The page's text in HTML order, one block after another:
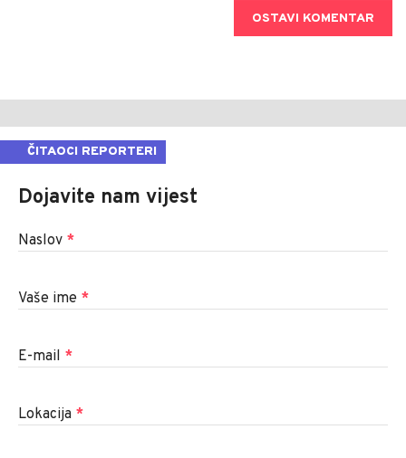
OSTAVI KOMENTAR
ČITAOCI REPORTERI
Dojavite nam vijest
Naslov *
Vaše ime *
E-mail *
Lokacija *